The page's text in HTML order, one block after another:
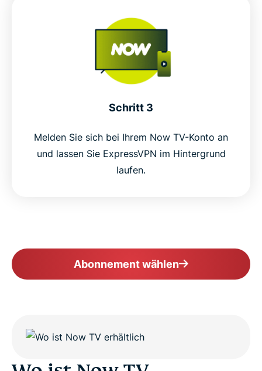
Schritt 3
Melden Sie sich bei Ihrem Now TV-Konto an
und lassen Sie ExpressVPN im Hintergrund
laufen.
Abonnement wählen